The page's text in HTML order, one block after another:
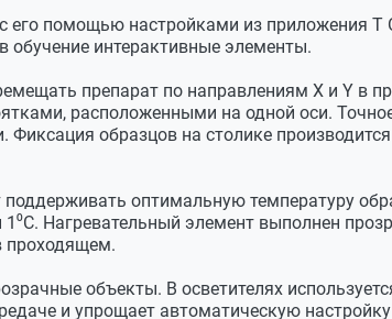
его помощью настройками из приложения T
интерактивные элементы.
препарат по направлениям X и Y в
расположенными на одной оси.
образцов на столике
оптимальную температуру
Нагревательный элемент выполнен
проходящем.
объекты. В осветителях
и упрощает автоматическую